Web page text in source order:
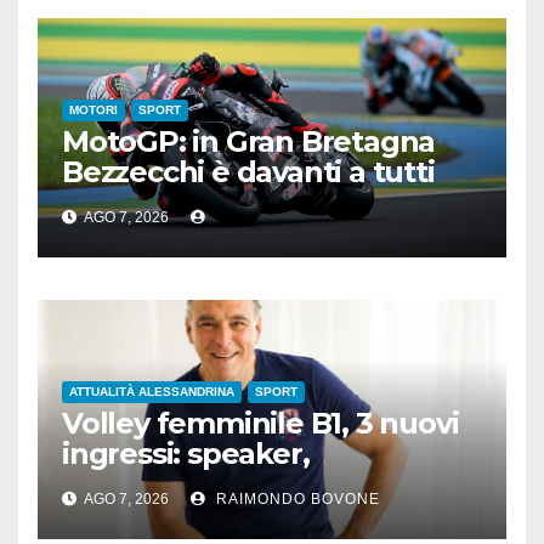
MOTORI SPORT
MotoGP: in Gran Bretagna
Bezzecchi è davanti a tutti
nelle Practice
AGO 7, 2026
ATTUALITÀ ALESSANDRINA SPORT
Volley femminile B1, 3 nuovi
ingressi: speaker,
preparatore atletico e team
manager
AGO 7, 2026 RAIMONDO BOVONE